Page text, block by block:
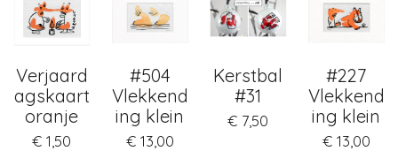
Verjaard
agskaart
oranje
€ 1,50
#504
Vlekkend
ing klein
€ 13,00
Kerstbal
#31
€ 7,50
#227
Vlekkend
ing klein
€ 13,00